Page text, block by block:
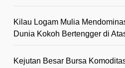
Kilau Logam Mulia
Dunia Kokoh Bertengger di
Kejutan Besar Bursa